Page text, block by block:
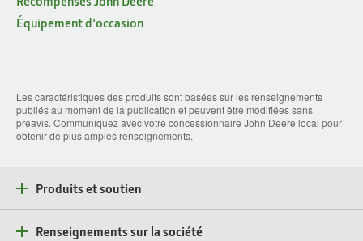
Équipement d'occasion
Les caractéristiques des produits sont basées sur les renseignements
publiés au moment de la publication et peuvent être modifiées sans
préavis. Communiquez avec votre concessionnaire John Deere local pour
obtenir de plus amples renseignements.
Produits et soutien
Renseignements sur la société